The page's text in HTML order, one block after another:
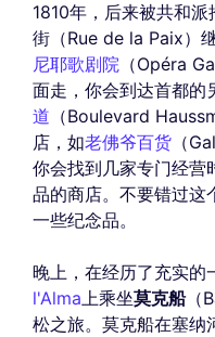
1810年，后来被共和
街（Rue de la Paix）
尼耶歌剧院 （Opéra
面走，你会到达首都
道 （Boulevard
店，如老佛爷百货 （
你会找到几家专门经营
品的商店。不要错过这
一些纪念品。
晚上，在经历了充实的
l'Alma上乘坐莫克船（
松之旅。莫克船在塞纳